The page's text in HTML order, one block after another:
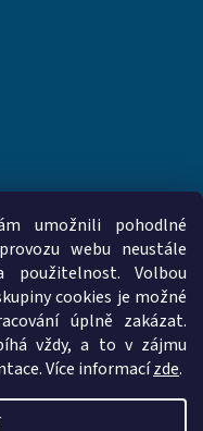
umožnili pohodlné
webu neustále
použitelnost. Volbou
cookies je možné
úplně zakázat.
vždy, a to v zájmu
Více informacízde.
www.palmat.cz